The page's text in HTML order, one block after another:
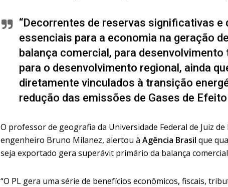
“Decorrentes de reservas significativas e
essenciais para a economia na geração
balança comercial, para desenvolvimento
para o desenvolvimento regional, ainda
diretamente vinculados à transição
redução das emissões de Gases de
O professor de geografia da Universidade Federal de Juiz de
engenheiro Bruno Milanez, alertou à Agência Brasil que
seja exportado gera superávit primário da balança
“O PL gera uma série de benefícios econômicos, fiscais,